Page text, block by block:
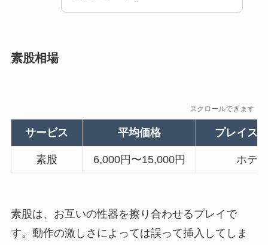
素股相場
スクロールできます
サービス 平均価格 プレイス
素股 6,000円〜15,000円 ホテ
素股は、お互いの性器を擦り合わせるプレイで
す。動作の激しさによっては誤って挿入してしま